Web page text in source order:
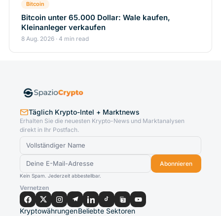
Bitcoin
Bitcoin unter 65.000 Dollar: Wale kaufen,
Kleinanleger verkaufen
8 Aug. 2026 · 4 min read
Täglich Krypto-Intel + Marktnews
Erhalten Sie die neuesten Krypto-News und Marktanalysen
direkt in Ihr Postfach.
Abonnieren
Kein Spam. Jederzeit abbestellbar.
Vernetzen
KryptowährungenBeliebte Sektoren